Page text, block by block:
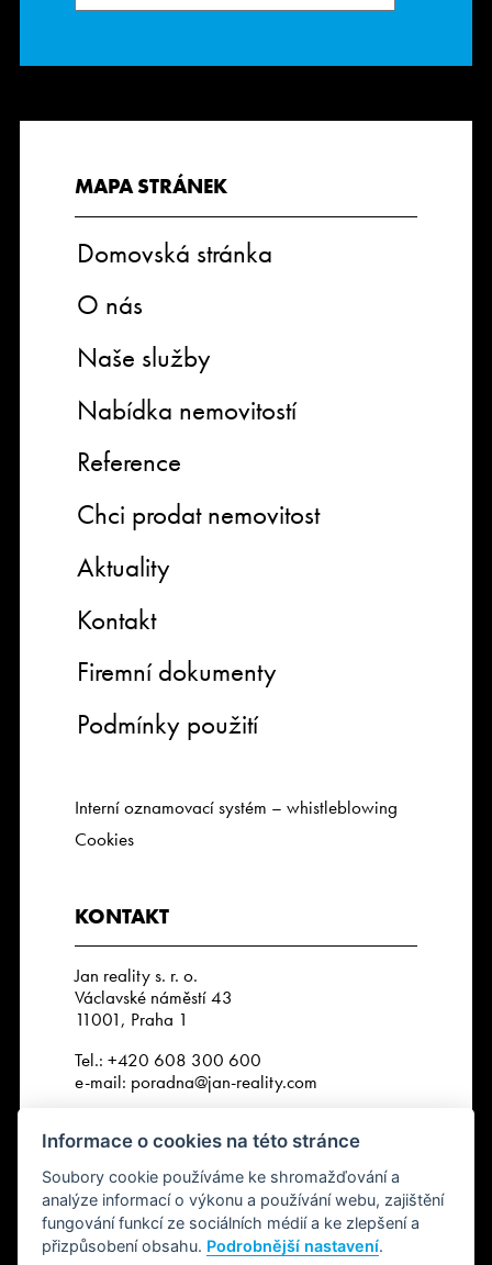
MAPA STRÁNEK
Domovská stránka
O nás
Naše služby
Nabídka nemovitostí
Reference
Chci prodat nemovitost
Aktuality
Kontakt
Firemní dokumenty
Podmínky použití
Interní oznamovací systém – whistleblowing
Cookies
KONTAKT
Jan reality s. r. o.
Václavské náměstí 43
11001, Praha 1
Tel.:+420 608 300 600
e-mail: poradna@jan-reality.com
DIČ: CZ29057752
Číslo depozitního účtu r. k.:
2202612637 / 2010
Informace o cookies na této stránce
Soubory cookie používáme ke shromažďování a
analýze informací o výkonu a používání webu, zajištění
fungování funkcí ze sociálních médií a ke zlepšení a
přizpůsobení obsahu. Podrobnější nastavení.